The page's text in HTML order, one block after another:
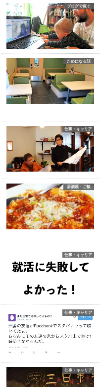
ブログで稼ぐ
ためになる話
仕事・キャリア
居酒屋・ご飯
仕事・キャリア
仕事・キャリア
仕事・キャリア